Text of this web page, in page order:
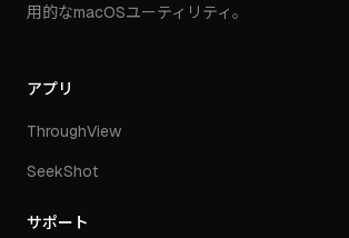
用的なmacOSユーティリティ。
アプリ
ThroughView
SeekShot
サポート